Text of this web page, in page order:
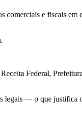
comerciais e fiscais
Federal,
legais — o que justifica